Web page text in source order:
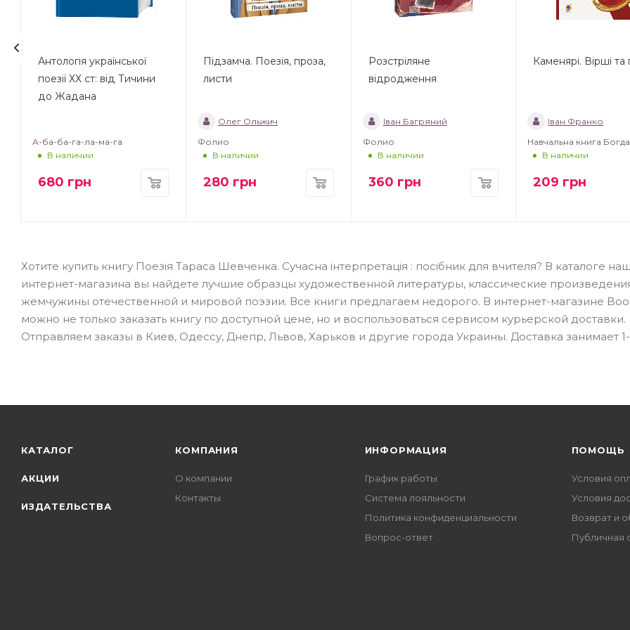
Антологія української
поезії ХХ ст: від Тичини
до Жадана
А-ба-ба-га-ла-ма-га
В наличии
680 грн
Підзамча. Поезія, проза,
листи
Олег Ольжич
Фолио
В наличии
280 грн
Розстріляне
відродження
Іван Багряний
Фолио
В наличии
360 грн
Каменярі. Вірші
Іван Франко
Навчальна книга
В наличии
209 грн
Хотите купить книгу Поезія Тараса Шевченка. Сучасна інтерпретація : посібник для вчителя? В каталоге
интернет-магазина вы найдете лучшие образцы художественной литературы, классические
жемчужины отечественной и мировой поэзии. Все книги предлагаем недорого. В интернет-магазине
можно не только заказать книгу по доступной цене, но и воспользоваться сервисом курьерской доставки.
Отправляем заказы в Киев, Одессу, Днепр, Львов, Харьков и другие города Украины. Доставка занимает
КАТАЛОГ
АКЦИИ
ИЗДАТЕЛЬСТВА
КОМПАНИЯ
О компании
Контакты
ИНФОРМАЦИЯ
График работы
Система лояльности
Политика конфиденциальности
Вопрос-ответ
ПОМОЩЬ
Условия
Условия
Возврат и
Публичная